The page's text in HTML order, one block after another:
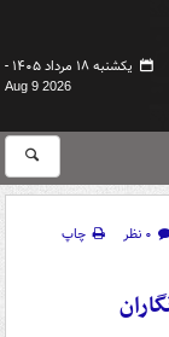
یکشنبه ۱۸ مرداد ۱۴۰۵ -
Aug 9 2026
۰ نظر
چاپ